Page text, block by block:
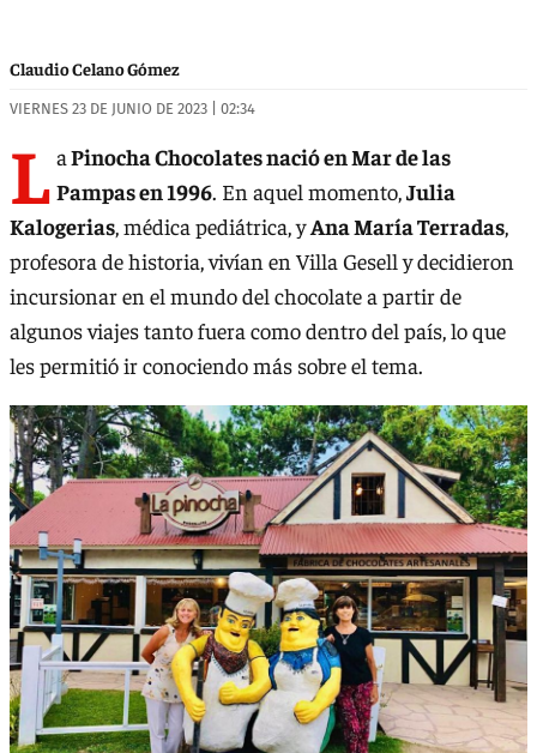
Claudio Celano Gómez
VIERNES 23 DE JUNIO DE 2023 | 02:34
L aPinocha Chocolates nació en Mar de las
Pampas en 1996. En aquel momento,Julia
Kalogerias, médica pediátrica, yAna María Terradas,
profesora de historia, vivían en Villa Gesell y decidieron
incursionar en el mundo del chocolate a partir de
algunos viajes tanto fuera como dentro del país, lo que
les permitió ir conociendo más sobre el tema.